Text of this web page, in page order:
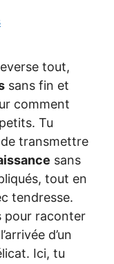
tout,
sans fin et
comment
Tu
transmettre
sans
tout en
tendresse.
pour raconter
d’un
Ici, tu